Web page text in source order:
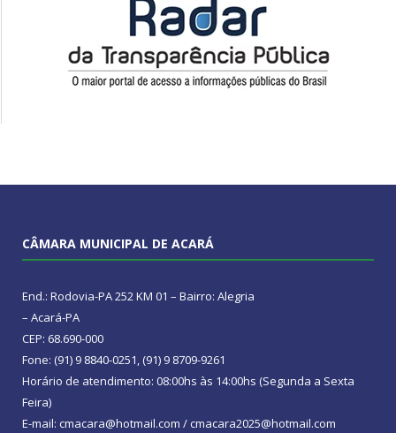
CÂMARA MUNICIPAL DE ACARÁ
End.: Rodovia-PA 252 KM 01 – Bairro: Alegria
– Acará-PA
CEP: 68.690-000
Fone: (91) 9 8840-0251, (91) 9 8709-9261
Horário de atendimento: 08:00hs às 14:00hs (Segunda a Sexta
Feira)
E-mail: cmacara@hotmail.com / cmacara2025@hotmail.com